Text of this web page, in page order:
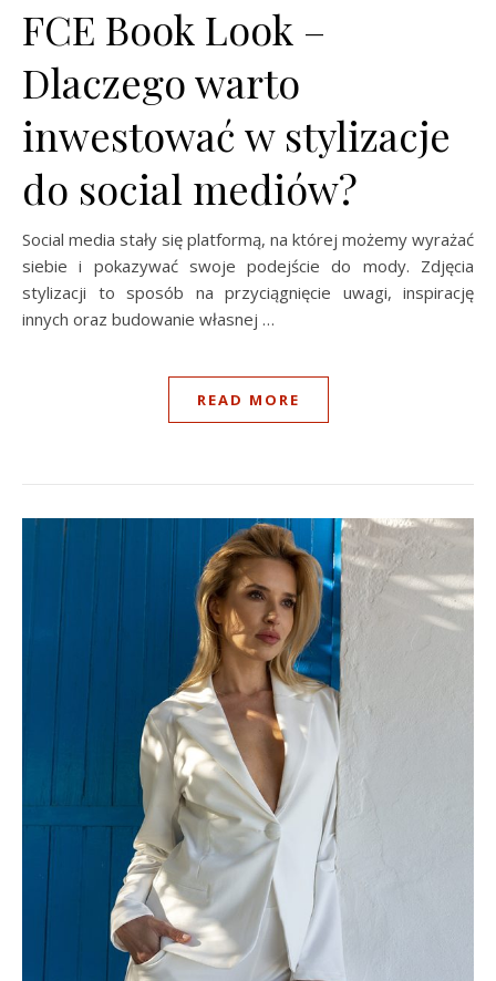
FCE Book Look –
Dlaczego warto
inwestować w stylizacje
do social mediów?
Social media stały się platformą, na której możemy wyrażać
siebie i pokazywać swoje podejście do mody. Zdjęcia
stylizacji to sposób na przyciągnięcie uwagi, inspirację
innych oraz budowanie własnej …
READ MORE